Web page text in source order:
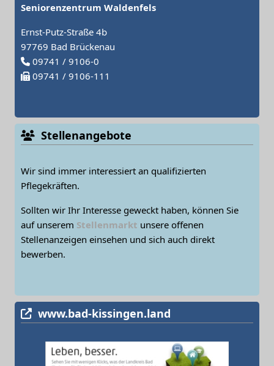
Seniorenzentrum Waldenfels
Ernst-Putz-Straße 4b
97769 Bad Brückenau
09741 / 9106-0
09741 / 9106-111
Stellenangebote
Wir sind immer interessiert an qualifizierten
Pflegekräften.
Sollten wir Ihr Interesse geweckt haben, können Sie
auf unserem Stellenmarkt unsere offenen
Stellenanzeigen einsehen und sich auch direkt
bewerben.
www.bad-kissingen.land